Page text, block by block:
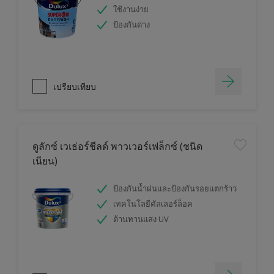
ใช้งานง่าย
ป้องกันด่าง
เปรียบเทียบ
ดูลักซ์ เวเธ่อร์ชีลด์ พาวเวอร์เฟล็กซ์ (ชนิด
เนียน)
ป้องกันน้ำฝนและป้องกันรอยแตกร้าว
เทคโนโลยีคัลเลอร์ล็อค
ต้านทานแสง UV